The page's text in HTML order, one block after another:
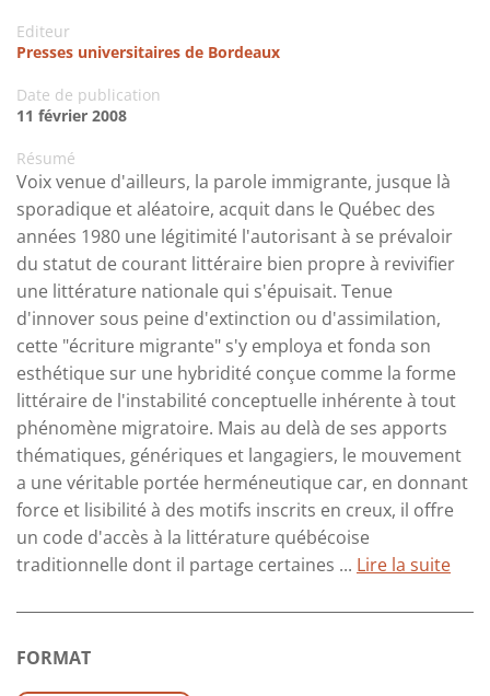
Editeur
Presses universitaires de Bordeaux
Date de publication
11 février 2008
Résumé
Voix venue d'ailleurs, la parole immigrante, jusque là
sporadique et aléatoire, acquit dans le Québec des
années 1980 une légitimité l'autorisant à se prévaloir
du statut de courant littéraire bien propre à revivifier
une littérature nationale qui s'épuisait. Tenue
d'innover sous peine d'extinction ou d'assimilation,
cette "écriture migrante" s'y employa et fonda son
esthétique sur une hybridité conçue comme la forme
littéraire de l'instabilité conceptuelle inhérente à tout
phénomène migratoire. Mais au delà de ses apports
thématiques, génériques et langagiers, le mouvement
a une véritable portée herméneutique car, en donnant
force et lisibilité à des motifs inscrits en creux, il offre
un code d'accès à la littérature québécoise
traditionnelle dont il partage certaines ... Lire la suite
FORMAT